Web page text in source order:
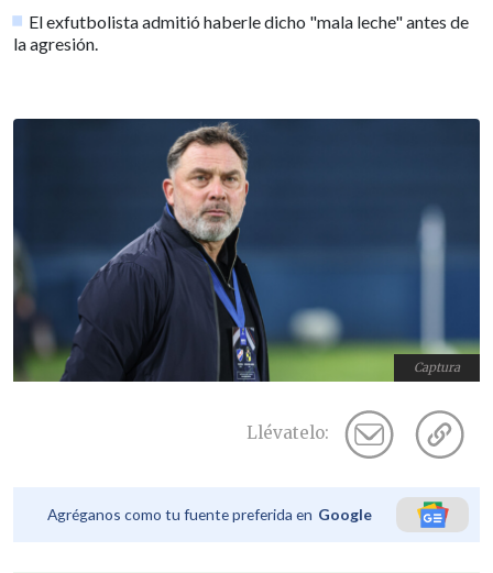
El exfutbolista admitió haberle dicho "mala leche" antes de
la agresión.
Captura
Llévatelo:
Agréganos como tu fuente preferida en Google